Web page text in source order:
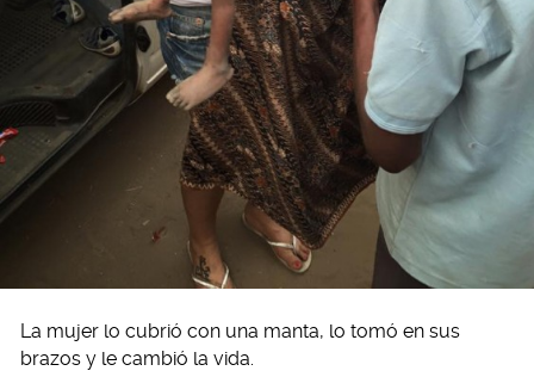
La mujer lo cubrió con una manta, lo tomó en sus
brazos y le cambió la vida.